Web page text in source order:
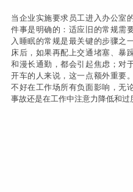
当企业实施要求员工进入办公室
件事是明确的：适应旧的常规需
入睡眠的常规是最关键的步骤之
床后，如果再配上交通堵塞、暴
和漫长通勤，都会引起焦虑；对
开车的人来说，这一点额外重要
不好在工作场所有负面影响，无
事故还是在工作中注意力降低和过